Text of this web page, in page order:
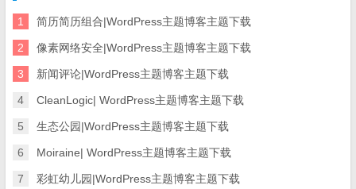
1 简历简历组合|WordPress主题博客主题下载
2 像素网络安全|WordPress主题博客主题下载
3 新闻评论|WordPress主题博客主题下载
4 CleanLogic| WordPress主题博客主题下载
5 生态公园|WordPress主题博客主题下载
6 Moiraine| WordPress主题博客主题下载
7 彩虹幼儿园|WordPress主题博客主题下载